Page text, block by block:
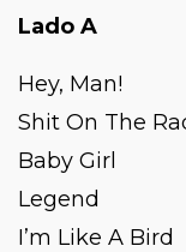
Lado A
Hey, Man!
Shit On The
Baby Girl
Legend
I’m Like A Bird